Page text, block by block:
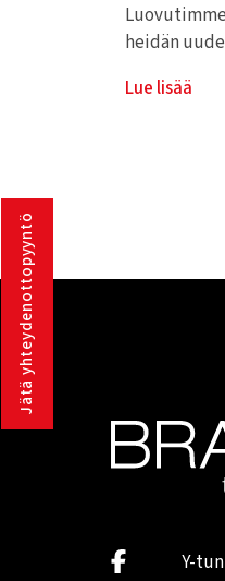
heidän
Lue lisää
Y-
Jätä yhteydenottopyyntö